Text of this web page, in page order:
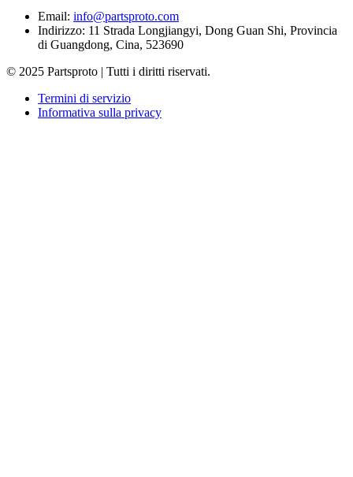
Email: info@partsproto.com
Indirizzo: 11 Strada Longjiangyi, Dong Guan Shi, Provincia
di Guangdong, Cina, 523690
© 2025 Partsproto | Tutti i diritti riservati.
Termini di servizio
Informativa sulla privacy